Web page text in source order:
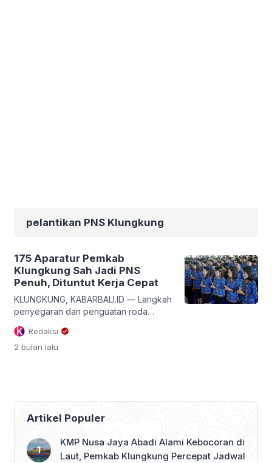
pelantikan PNS Klungkung
175 Aparatur Pemkab
Klungkung Sah Jadi PNS
Penuh, Dituntut Kerja Cepat
KLUNGKUNG, KABARBALI.ID — Langkah
penyegaran dan penguatan roda
birokrasi di lingkungan Pemerintah
Kabupaten Klungkung resmi digulirkan.
Sebanyak 175 Pegawai Negeri Sipil
Menariknya, sebelum prosesi
baru ini diwajibkan mengikuti […]
Redaksi
2 bulan lalu
Artikel Populer
KMP Nusa Jaya Abadi Alami Kebocoran di
Laut, Pemkab Klungkung Percepat Jadwal